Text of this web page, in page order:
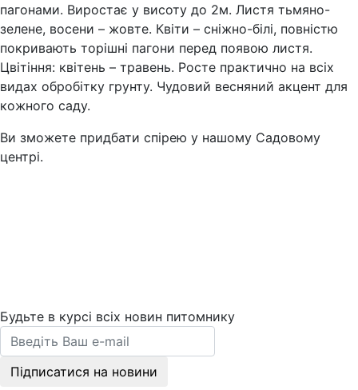
пагонами. Виростає у висоту до 2м. Листя тьмяно-
зелене, восени – жовте. Квіти – сніжно-білі, повністю
покривають торішні пагони перед появою листя.
Цвітіння: квітень – травень. Росте практично на всіх
видах обробітку грунту. Чудовий весняний акцент для
кожного саду.
Ви зможете придбати спірею у нашому Садовому
центрі.
Будьте в курсі всіх новин питомнику
Підписатися на новини